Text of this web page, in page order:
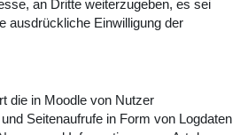
an Dritte weiterzugeben, es sei
ausdrückliche Einwilligung der
die in Moodle von Nutzer
Seitenaufrufe in Form von Logdaten